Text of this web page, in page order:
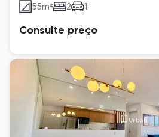
55m² 2 1
Consulte preço